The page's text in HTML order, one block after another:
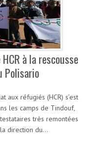
à la rescousse
Polisario
aux réfugiés (HCR) s’est
les camps de Tindouf,
très remontées
direction du…